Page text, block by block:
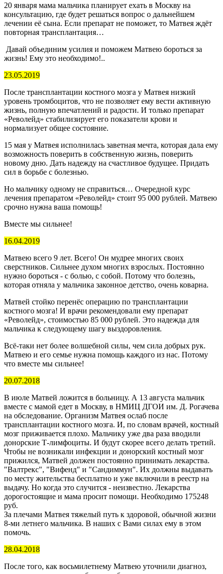
20 января мама мальчика планирует ехать в Москву на
консультацию, где будет решаться вопрос о дальнейшем
лечении её сына. Если препарат не поможет, то Матвея ждёт
повторная трансплантация…
Давай объединим усилия и поможем Матвею бороться за
жизнь! Ему это необходимо!..
23.05.2019
После трансплантации костного мозга у Матвея низкий
уровень тромбоцитов, что не позволяет ему вести активную
жизнь, полную впечатлений и радости. И только препарат
«Револейд» стабилизирует его показатели крови и
нормализует общее состояние.
15 мая у Матвея исполнилась заветная мечта, которая дала ему
возможность поверить в собственную жизнь, поверить
новому дню. Дать надежду на счастливое будущее. Придать
сил в борьбе с болезнью.
Но мальчику одному не справиться… Очередной курс
лечения препаратом «Револейд» стоит 95 000 рублей. Матвею
срочно нужна ваша помощь!
Вместе мы сильнее!
16.04.2019
Матвею всего 9 лет. Всего! Он мудрее многих своих
сверстников. Сильнее духом многих взрослых. Постоянно
нужно бороться - с болью, с собой. Потому что болезнь,
которая отняла у мальчика законное детство, очень коварна.
Матвей стойко перенёс операцию по трансплантации
костного мозга! И врачи рекомендовали ему препарат
«Револейд», стоимостью 85 000 рублей. Это надежда для
мальчика к следующему шагу выздоровления.
Всё-таки нет более волшебной силы, чем сила добрых рук.
Матвею и его семье нужна помощь каждого из нас. Потому
что вместе мы сильнее!
20.07.2018
В июле Матвей ложится в больницу. А 13 августа мальчик
вместе с мамой едет в Москву, в НМИЦ ДГОИ им. Д. Рогачева
на обследование. Организм Матвея ослаб после
трансплантации костного мозга. И, по словам врачей, костный
мозг приживается плохо. Мальчику уже два раза вводили
донорские Т-лимфоциты. И будут скорее всего делать третий.
Чтобы не возникали инфекции и донорский костный мозг
прижился, Матвей должен постоянно принимать лекарства.
"Валтрекс", "Вифенд" и "Сандиммун". Их должны выдавать
по месту жительства бесплатно и уже включили в реестр на
выдачу. Но когда это случится - неизвестно. Лекарства
дорогостоящие и мама просит помощи. Необходимо 175248
руб.
За плечами Матвея тяжелый путь к здоровой, обычной жизни
8-ми летнего мальчика. В наших с Вами силах ему в этом
помочь.
28.04.2018
После того, как восьмилетнему Матвею уточнили диагноз,